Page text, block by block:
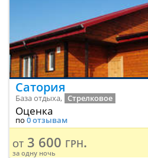
Сатория
База отдыха, Стрелковое
Оценка
по 0 отзывам
от 3 600 грн.
за одну ночь